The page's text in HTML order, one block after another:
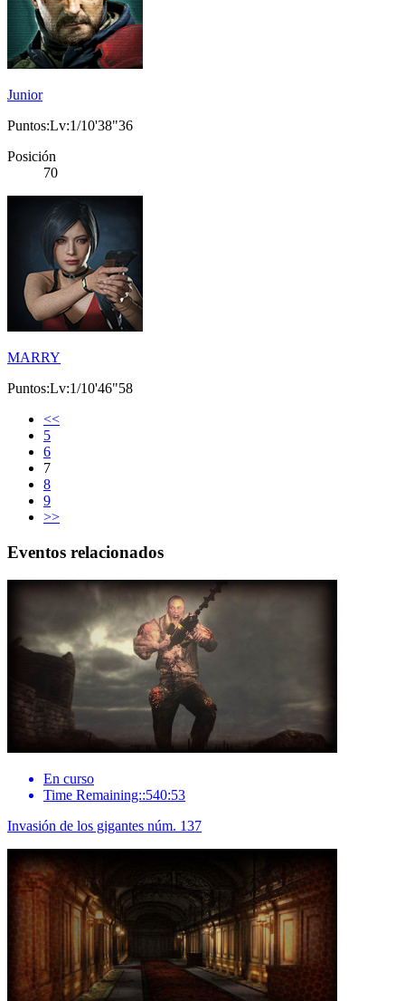
Junior
Puntos:Lv:1/10'38"36
Posición
70
MARRY
Puntos:Lv:1/10'46"58
<<
5
6
7
8
9
>>
Eventos relacionados
En curso
Time Remaining::540:53
Invasión de los gigantes núm. 137